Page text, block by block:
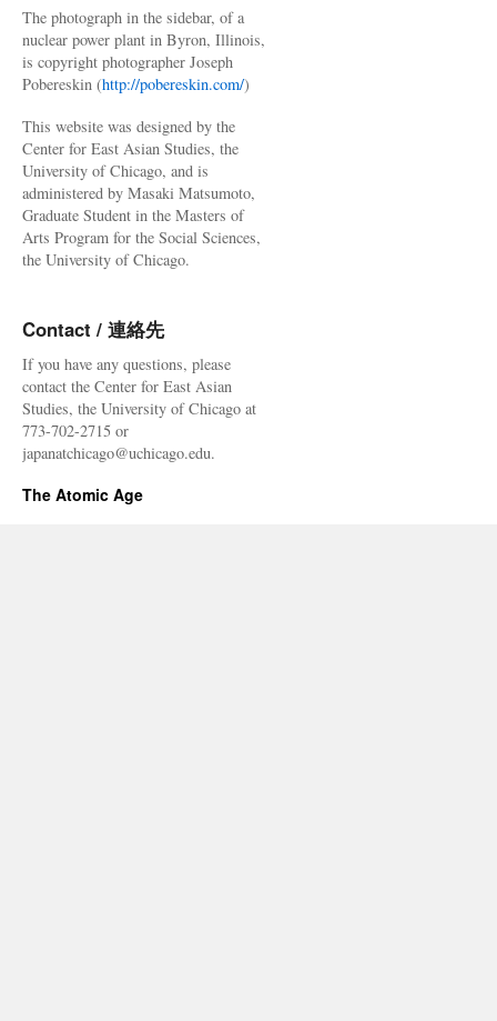
The photograph in the sidebar, of a
nuclear power plant in Byron, Illinois,
is copyright photographer Joseph
Pobereskin (http://pobereskin.com/)
This website was designed by the
Center for East Asian Studies, the
University of Chicago, and is
administered by Masaki Matsumoto,
Graduate Student in the Masters of
Arts Program for the Social Sciences,
the University of Chicago.
Contact / 連絡先
If you have any questions, please
contact the Center for East Asian
Studies, the University of Chicago at
773-702-2715 or
japanatchicago@uchicago.edu.
The Atomic Age